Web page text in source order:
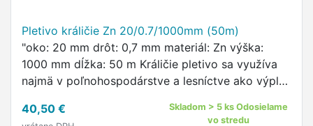
Pletivo králičie Zn 20/0.7/1000mm (50m)
"oko: 20 mm drôt: 0,7 mm materiál: Zn výška:
1000 mm dĺžka: 50 m Králičie pletivo sa využíva
najmä v poľnohospodárstve a lesníctve ako výplň
stromov a drevín …
40,50 €
Skladom > 5 ks Odosielame
vo stredu